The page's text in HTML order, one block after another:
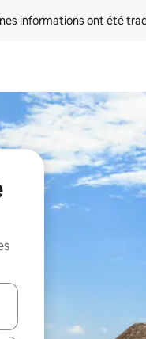
informations ont été
vers le haut et vers le bas